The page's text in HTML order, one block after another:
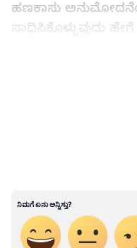
ಹಣಕಾಸು
ಸಾಧಿಸಿಕೊಳ್ಳುವುದು
ದಾಖಲೆಗಳನ್ನು
ಅವಶ್ಯಕತೆಗಳನ್ನು
ನಿಮ್ಮ ಕೈಸೇರುತ್ತದೆ.